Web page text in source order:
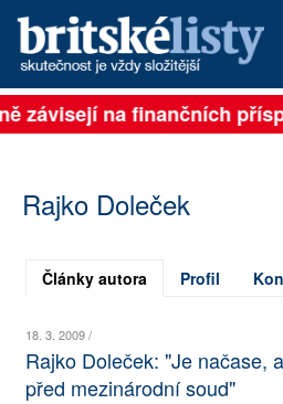
PŘIHLÁSIT
ARCHIV
ROZHOVORY
NEJČTENĚJŠÍ ZA 7 DNÍ
závisejí na finančních
Rajko Doleček
Články autora Profil
18. 3. 2009 /
Rajko Doleček: "Je načase,
před mezinárodní soud"